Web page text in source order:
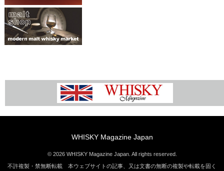
WHISKY Magazine Japan
© 2026 WHISKY Magazine Japan. All rights reserved.
不許複製・禁無断転載 本ウェブサイトの記事、又は文書の無断の複製や転載を固く